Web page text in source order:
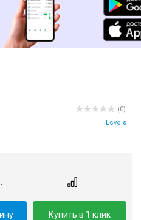
(0)
Ecvols
Купить в 1 клик